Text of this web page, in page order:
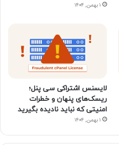
۱ بهمن, ۱۴۰۴
لایسنس اشتراکی سی پنل؛
ریسک‌های پنهان و خطرات
امنیتی که نباید نادیده بگیرید
۱ بهمن, ۱۴۰۴